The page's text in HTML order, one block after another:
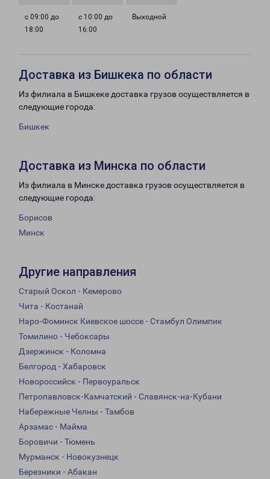
с 09:00 до
18:00
с 10:00 до
16:00
Выходной
Доставка из Бишкека по области
Из филиала в Бишкеке доставка грузов осуществляется в
следующие города:
Бишкек
Доставка из Минска по области
Из филиала в Минске доставка грузов осуществляется в
следующие города:
Борисов
Минск
Другие направления
Старый Оскол - Кемерово
Чита - Костанай
Наро-Фоминск Киевское шоссе - Стамбул Олимпик
Томилино - Чебоксары
Дзержинск - Коломна
Белгород - Хабаровск
Новороссийск - Первоуральск
Петропавловск-Камчатский - Славянск-на-Кубани
Набережные Челны - Тамбов
Арзамас - Майма
Боровичи - Тюмень
Мурманск - Новокузнецк
Березники - Абакан